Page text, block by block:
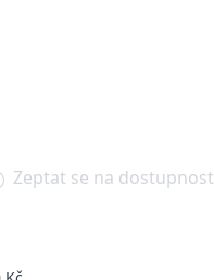
Zeptat se na dostupnost